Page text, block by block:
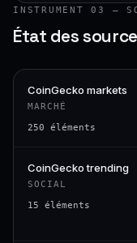
INSTRUMENT 03 —
État des
CoinGecko markets
MARCHÉ
250 éléments
CoinGecko trending
SOCIAL
15 éléments